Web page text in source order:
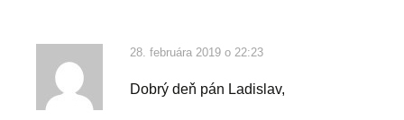
28. februára 2019 o 22:23
Dobrý deň pán Ladislav,